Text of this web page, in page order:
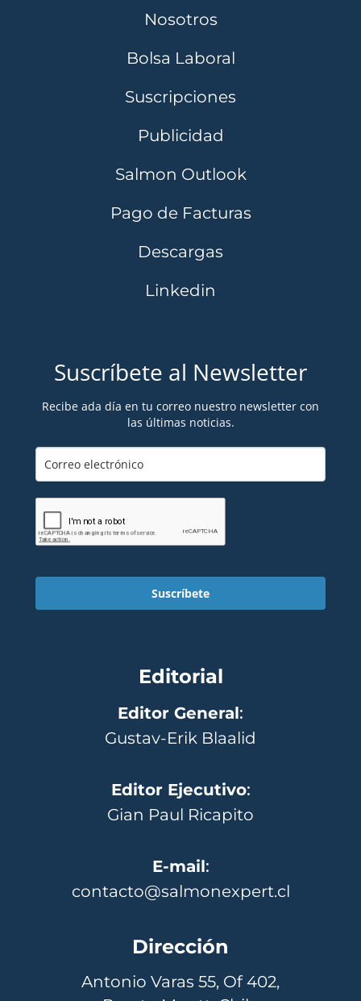
Nosotros
Bolsa Laboral
Suscripciones
Publicidad
Salmon Outlook
Pago de Facturas
Descargas
Linkedin
Suscríbete al Newsletter
Recibe ada día en tu correo nuestro newsletter con
las últimas noticias.
Suscríbete
Editorial
Editor General:
Gustav-Erik Blaalid
Editor Ejecutivo:
Gian Paul Ricapito
E-mail:
contacto@salmonexpert.cl
Dirección
Antonio Varas 55, Of 402,